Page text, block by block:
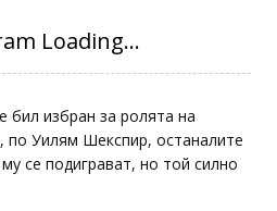
бил избран за ролята на
Уилям Шекспир, останалите
се подиграват, но той силно